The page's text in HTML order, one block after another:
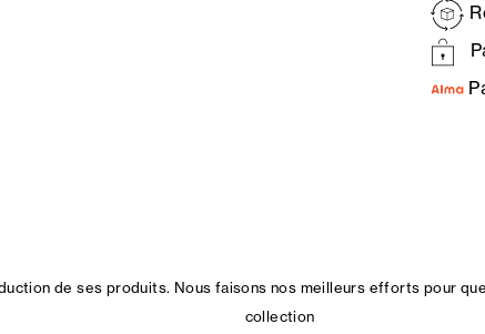
de ses produits. Nous faisons nos meilleurs efforts pour
collection